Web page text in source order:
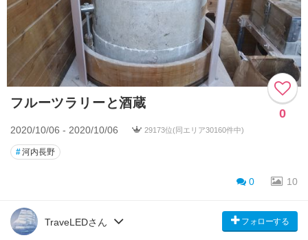
フルーツラリーと酒蔵
0
2020/10/06 - 2020/10/06 29173位(同エリア30160件中)
#河内長野
0 10
TraveLEDさん フォローする